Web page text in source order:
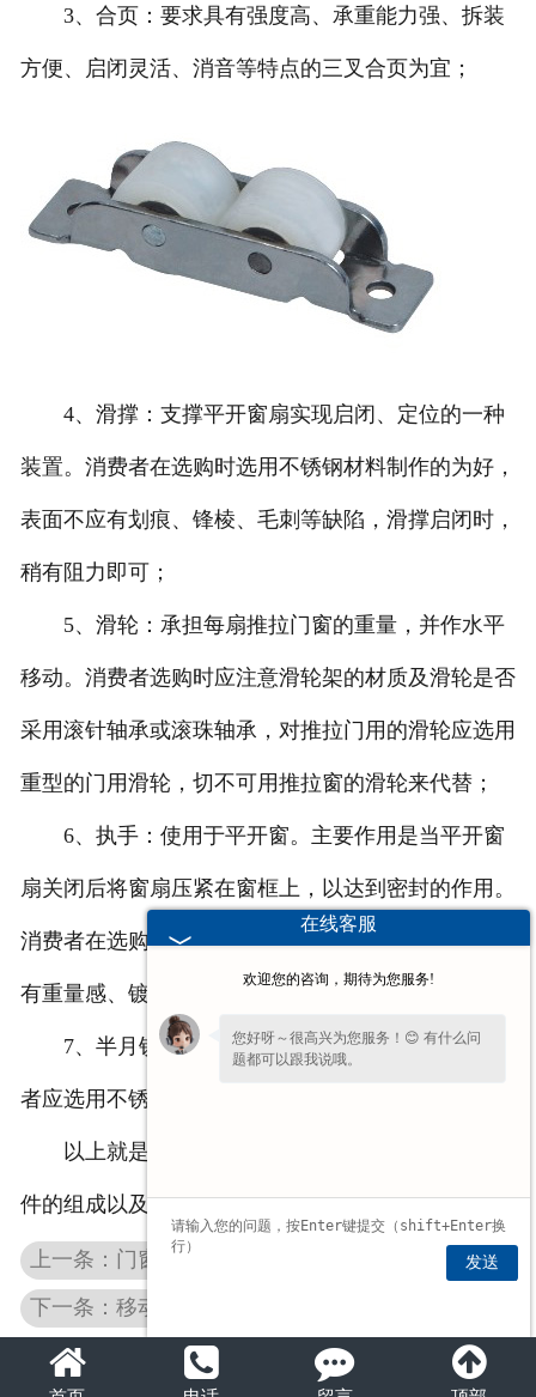
3、合页：要求具有强度高、承重能力强、拆装
方便、启闭灵活、消音等特点的三叉合页为宜；
4、滑撑：支撑平开窗扇实现启闭、定位的一种
装置。消费者在选购时选用不锈钢材料制作的为好，
表面不应有划痕、锋棱、毛刺等缺陷，滑撑启闭时，
稍有阻力即可；
5、滑轮：承担每扇推拉门窗的重量，并作水平
移动。消费者选购时应注意滑轮架的材质及滑轮是否
采用滚针轴承或滚珠轴承，对推拉门用的滑轮应选用
重型的门用滑轮，切不可用推拉窗的滑轮来代替；
6、执手：使用于平开窗。主要作用是当平开窗
扇关闭后将窗扇压紧在窗框上，以达到密封的作用。
消费者在选购时应注意观察表面平整、无毛刺、手掂
有重量感、镀层表面均匀即可；
7、半月锁：大部分为扇与扇之间的钩锁。消费
者应选用不锈钢或铝合金制作的为佳。
以上就是
件的组成以及特点，希望对大家有所帮助。
上一条：门窗五金滑轮是厨房推拉门必不可少的选择
下一条：移动门窗滑轮的安装知识
在线客服
欢迎您的咨询，期待为您服务!
您好呀～很高兴为您服务！😊 有什么问
题都可以跟我说哦。
发送